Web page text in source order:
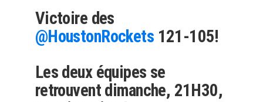
Victoire des
@HoustonRockets 121-105!
Les deux équipes se
retrouvent dimanche, 21H30,